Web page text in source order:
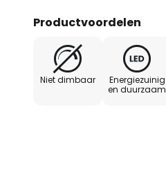
Productvoordelen
Niet dimbaar
Energiezuinig
en duurzaam